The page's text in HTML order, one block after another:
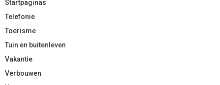
Startpaginas
Telefonie
Toerisme
Tuin en buitenleven
Vakantie
Verbouwen